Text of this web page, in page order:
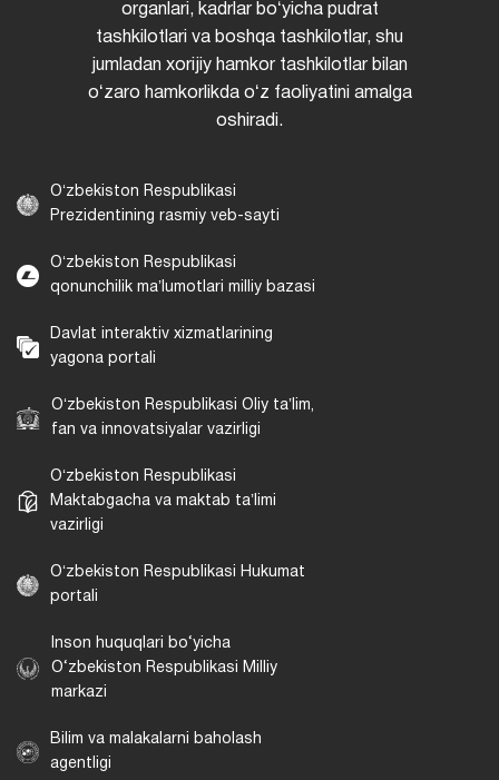
organlari, kadrlar boʻyicha pudrat
tashkilotlari va boshqa tashkilotlar, shu
jumladan xorijiy hamkor tashkilotlar bilan
oʻzaro hamkorlikda oʻz faoliyatini amalga
oshiradi.
Oʻzbekiston Respublikasi
Prezidentining rasmiy veb-sayti
Oʻzbekiston Respublikasi
qonunchilik maʼlumotlari milliy bazasi
Davlat interaktiv xizmatlarining
yagona portali
Oʻzbekiston Respublikasi Oliy taʼlim,
fan va innovatsiyalar vazirligi
Oʻzbekiston Respublikasi
Maktabgacha va maktab taʼlimi
vazirligi
Oʻzbekiston Respublikasi Hukumat
portali
Inson huquqlari bo‘yicha
O‘zbekiston Respublikasi Milliy
markazi
Bilim va malakalarni baholash
agentligi